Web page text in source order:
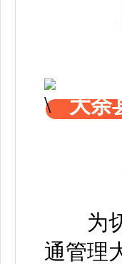
大余
为切
通管理